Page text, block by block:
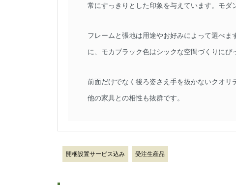
常にすっきりとした印象を与えています。モダ
フレームと張地は用途やお好みによって選べ
に、モカブラック色はシックな空間づくりにぴ
前面だけでなく後ろ姿さえ手を抜かないクオ
他の家具との相性も抜群です。
開梱設置サービス込み 受注生産品